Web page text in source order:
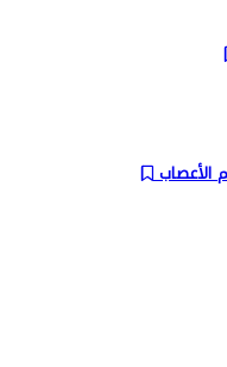
الأعصاب